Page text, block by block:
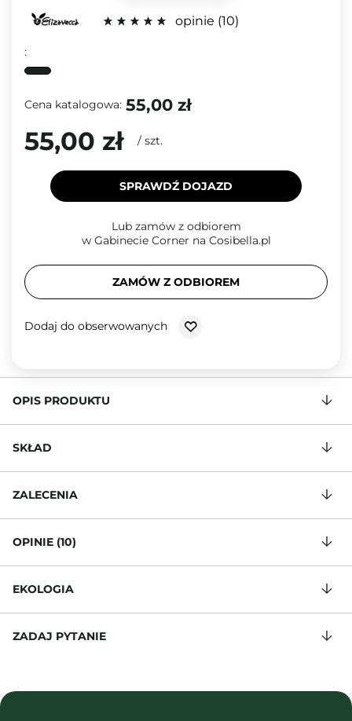
opinie 10
:
Cena katalogowa: 55,00 zł
55,00 zł / szt.
SPRAWDŹ DOJAZD
Lub zamów z odbiorem
w Gabinecie Corner na Cosibella.pl
ZAMÓW Z ODBIOREM
Dodaj do obserwowanych
OPIS PRODUKTU
SKŁAD
ZALECENIA
OPINIE (10)
EKOLOGIA
ZADAJ PYTANIE